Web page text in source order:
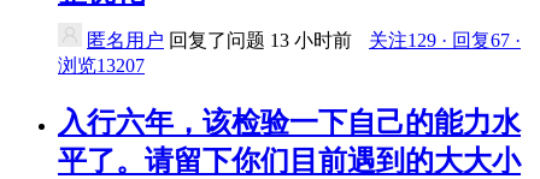
匿名用户 回复了问题 13 小时前
关注129 · 回复67 ·
浏览13207
入行六年，该检验一下自己的能力水
平了。请留下你们目前遇到的大大小